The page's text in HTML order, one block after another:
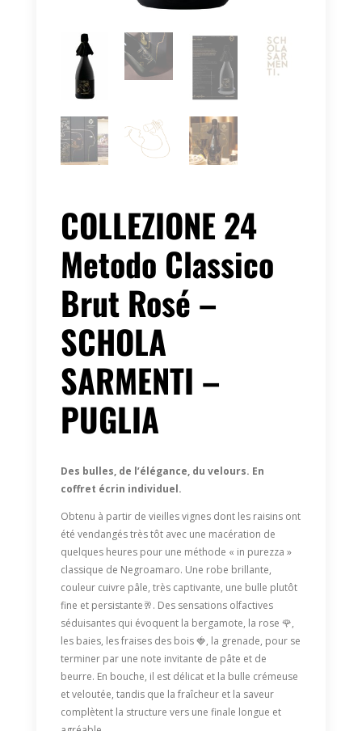
COLLEZIONE 24
Metodo Classico
Brut Rosé –
SCHOLA
SARMENTI –
PUGLIA
Des bulles, de l’élégance, du velours. En
coffret écrin individuel.
Obtenu à partir de vieilles vignes dont les raisins ont
été vendangés très tôt avec une macération de
quelques heures pour une méthode « in purezza »
classique de Negroamaro. Une robe brillante,
couleur cuivre pâle, très captivante, une bulle plutôt
fine et persistante🥂. Des sensations olfactives
séduisantes qui évoquent la bergamote, la rose 🌹,
les baies, les fraises des bois 🍓, la grenade, pour se
terminer par une note invitante de pâte et de
beurre. En bouche, il est délicat et la bulle crémeuse
et veloutée, tandis que la fraîcheur et la saveur
complètent la structure vers une finale longue et